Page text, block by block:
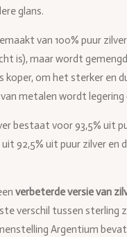
glans.
van 100% puur
is), maar wordt
koper, om het sterker en
van metalen wordt legering
bestaat voor 93,5% uit
92,5% uit puur zilver en
verbeterde versie van
verschil tussen sterling
Argentium